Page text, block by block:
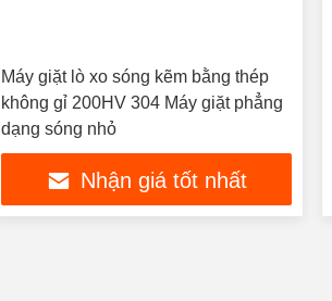
Máy giặt lò xo sóng kẽm bằng thép
không gỉ 200HV 304 Máy giặt phẳng
dạng sóng nhỏ
Nhận giá tốt nhất